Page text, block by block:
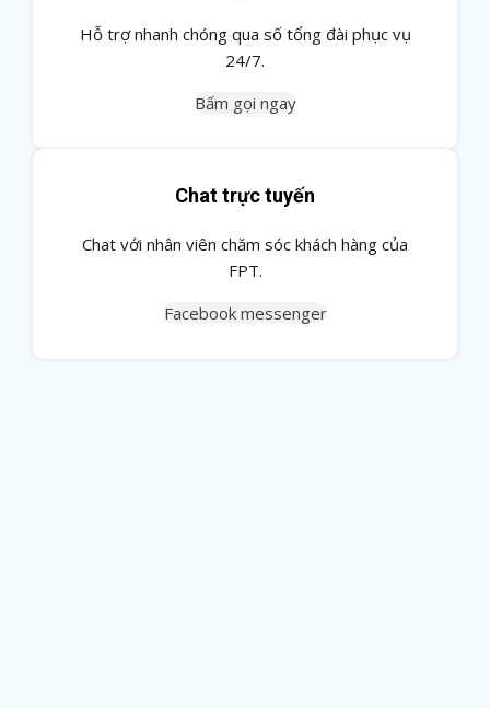
Hỗ trợ nhanh chóng qua số tổng đài phục vụ
24/7.
Bấm gọi ngay
Chat trực tuyến
Chat với nhân viên chăm sóc khách hàng của
FPT.
Facebook messenger